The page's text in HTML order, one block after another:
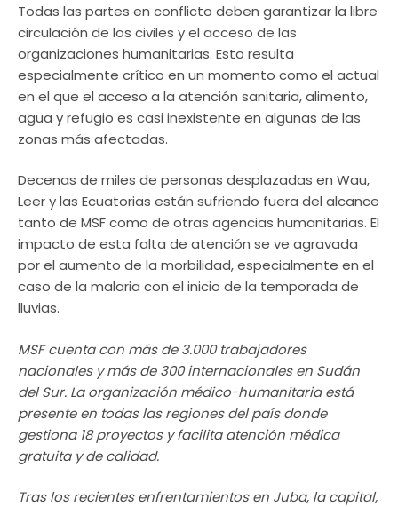
Todas las partes en conflicto deben garantizar la libre
circulación de los civiles y el acceso de las
organizaciones humanitarias. Esto resulta
especialmente crítico en un momento como el actual
en el que el acceso a la atención sanitaria, alimento,
agua y refugio es casi inexistente en algunas de las
zonas más afectadas.
Decenas de miles de personas desplazadas en Wau,
Leer y las Ecuatorias están sufriendo fuera del alcance
tanto de MSF como de otras agencias humanitarias. El
impacto de esta falta de atención se ve agravada
por el aumento de la morbilidad, especialmente en el
caso de la malaria con el inicio de la temporada de
lluvias.
MSF cuenta con más de 3.000 trabajadores
nacionales y más de 300 internacionales en Sudán
del Sur. La organización médico-humanitaria está
presente en todas las regiones del país donde
gestiona 18 proyectos y facilita atención médica
gratuita y de calidad.
Tras los recientes enfrentamientos en Juba, la capital,